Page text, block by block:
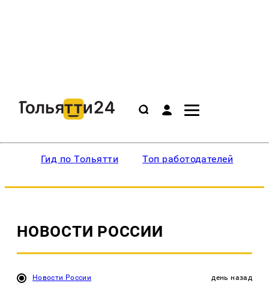
Гид по Тольятти Топ работодателей
НОВОСТИ РОССИИ
Новости России день назад